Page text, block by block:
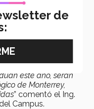
miedo de que ya
la escuela.
temblando, fue un
ya no hay marcha
estudiante de IBN.
vieron contagiados
es un orgullo saber
este año, serán
de Monterrey,
” comentó el Ing.
Campus.
de